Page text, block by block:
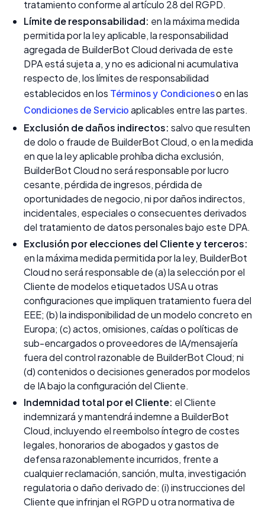
tratamiento conforme al artículo 28 del RGPD.
Límite de responsabilidad: en la máxima medida
permitida por la ley aplicable, la responsabilidad
agregada de BuilderBot Cloud derivada de este
DPA está sujeta a, y no es adicional ni acumulativa
respecto de, los límites de responsabilidad
establecidos en los Términos y Condicioneso en las
Condiciones de Servicio aplicables entre las partes.
Exclusión de daños indirectos: salvo que resulten
de dolo o fraude de BuilderBot Cloud, o en la medida
en que la ley aplicable prohíba dicha exclusión,
BuilderBot Cloud no será responsable por lucro
cesante, pérdida de ingresos, pérdida de
oportunidades de negocio, ni por daños indirectos,
incidentales, especiales o consecuentes derivados
del tratamiento de datos personales bajo este DPA.
Exclusión por elecciones del Cliente y terceros:
en la máxima medida permitida por la ley, BuilderBot
Cloud no será responsable de (a) la selección por el
Cliente de modelos etiquetados USA u otras
configuraciones que impliquen tratamiento fuera del
EEE; (b) la indisponibilidad de un modelo concreto en
Europa; (c) actos, omisiones, caídas o políticas de
sub-encargados o proveedores de IA/mensajería
fuera del control razonable de BuilderBot Cloud; ni
(d) contenidos o decisiones generados por modelos
de IA bajo la configuración del Cliente.
Indemnidad total por el Cliente: el Cliente
indemnizará y mantendrá indemne a BuilderBot
Cloud, incluyendo el reembolso íntegro de costes
legales, honorarios de abogados y gastos de
defensa razonablemente incurridos, frente a
cualquier reclamación, sanción, multa, investigación
regulatoria o daño derivado de: (i) instrucciones del
Cliente que infrinjan el RGPD u otra normativa de